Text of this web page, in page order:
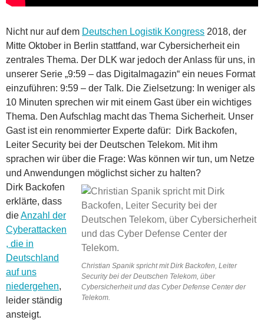
Nicht nur auf dem Deutschen Logistik Kongress 2018, der
Mitte Oktober in Berlin stattfand, war Cybersicherheit ein
zentrales Thema. Der DLK war jedoch der Anlass für uns, in
unserer Serie „9:59 – das Digitalmagazin“ ein neues Format
einzuführen: 9:59 – der Talk. Die Zielsetzung: In weniger als
10 Minuten sprechen wir mit einem Gast über ein wichtiges
Thema. Den Aufschlag macht das Thema Sicherheit. Unser
Gast ist ein renommierter Experte dafür: Dirk Backofen,
Leiter Security bei der Deutschen Telekom. Mit ihm
sprachen wir über die Frage: Was können wir tun, um Netze
und Anwendungen möglichst sicher zu halten?
Christian Spanik spricht mit Dirk Backofen, Leiter
Security bei der Deutschen Telekom, über
Cybersicherheit und das Cyber Defense Center der
Telekom.
Dirk Backofen
erklärte, dass
dieAnzahl der
Cyberattacken
, die in
Deutschland
auf uns
niedergehen,
leider ständig
ansteigt.